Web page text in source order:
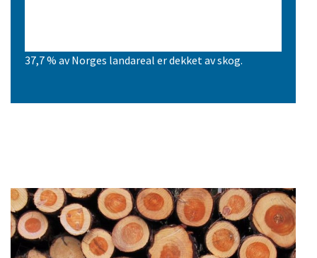
37,7 % av Norges landareal er dekket av skog.